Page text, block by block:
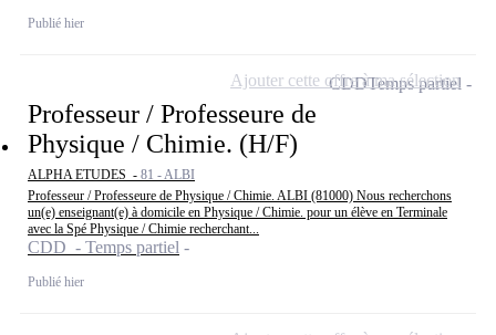
Publié hier
Professeur / Professeure de
Physique / Chimie. (H/F)
ALPHA ETUDES - 81 - ALBI
Professeur / Professeure de Physique / Chimie. ALBI (81000) Nous recherchons
un(e) enseignant(e) à domicile en Physique / Chimie. pour un élève en Terminale
avec la Spé Physique / Chimie recherchant...
CDD - Temps partiel
Publié hier
CDDTemps partiel
Ajouter cette offre à ma sélection